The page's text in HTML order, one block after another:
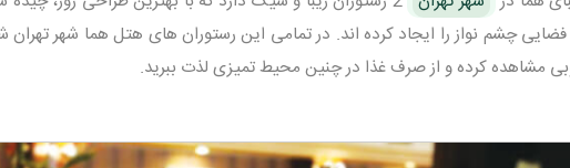
فضایی چشم نواز را ایجاد کرده اند. در تمامی این رستوران های هتل هما شهر تهران
مشاهده کرده و از صرف غذا در چنین محیط تمیزی لذت ببرید.